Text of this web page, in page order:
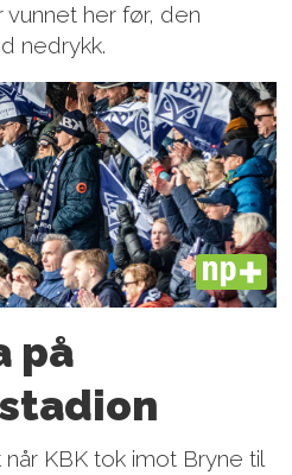
vunnet her før, den
nedrykk.
PLUS
på
KBK tok imot Bryne til